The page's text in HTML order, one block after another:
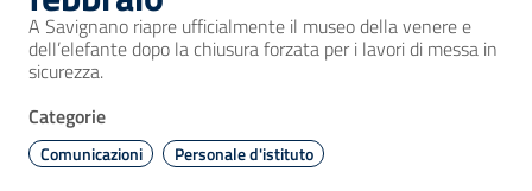
A Savignano riapre ufficialmente il museo della venere e
dell’elefante dopo la chiusura forzata per i lavori di messa in
sicurezza.
Categorie
Comunicazioni Personale d'istituto